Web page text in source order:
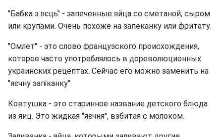
"Бабка з яєць" - запеченные яйца со сметаной, сыром
или крупами. Очень похоже на запеканку или фритату.
"Омлет" - это слово французского происхождения,
которое часто употреблялось в дореволюционных
украинских рецептах. Сейчас его можно заменить на
"яєчну запіканку".
Ковтушка - это старинное название детского блюда
из яиц. Это жидкая "яєчня", взбитая с молоком.